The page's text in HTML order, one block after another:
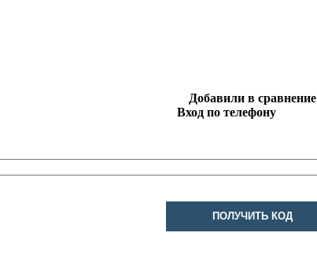
Добавили в сравнение
Вход по телефону
ПОЛУЧИТЬ КОД